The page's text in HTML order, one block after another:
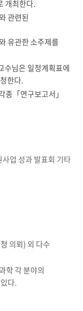
개최한다.
관련된
유관한 소주제를
수님은 일정계획표에
한다.
종「연구보고서」
업 성과 발표회 기타
의뢰) 외 다수
학 각 분야의
다.